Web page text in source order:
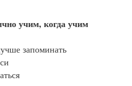
учим, когда учим
запоминать